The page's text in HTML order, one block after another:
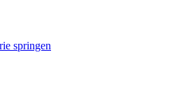
springen